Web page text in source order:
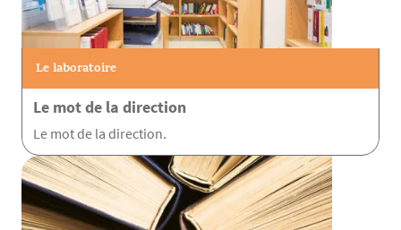
Le laboratoire
Le mot de la direction
Le mot de la direction.